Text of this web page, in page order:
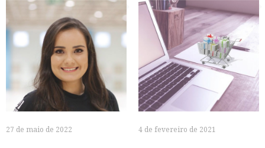
27 de maio de 2022 4 de fevereiro de 2021